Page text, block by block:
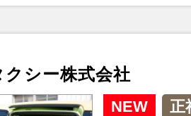
クシー株式会社
NEW 正